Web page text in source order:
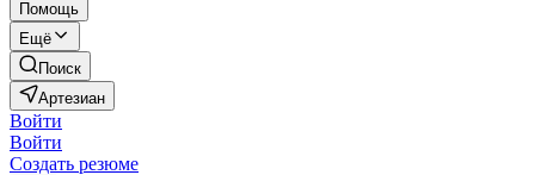
Помощь
Ещё
Поиск
Артезиан
Войти
Войти
Создать резюме